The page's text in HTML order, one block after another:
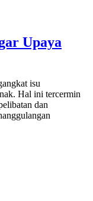
Upaya
isu
Hal ini tercermin
dan